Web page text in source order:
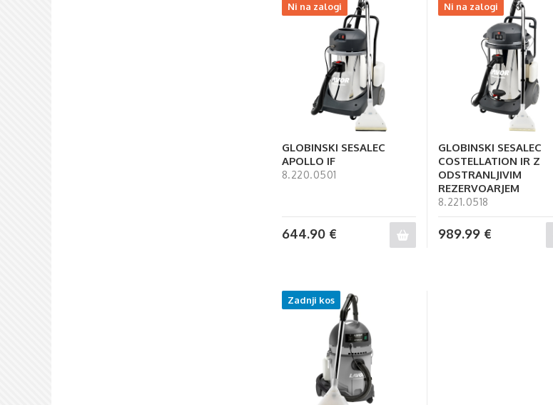
Ni na zalogi
GLOBINSKI SESALEC
APOLLO IF
8.220.0501
644.90 €
Ni na zalogi
GLOBINSKI SESALEC
COSTELLATION IR Z
ODSTRANLJIVIM
REZERVOARJEM
8.221.0518
989.99 €
Zadnji kos